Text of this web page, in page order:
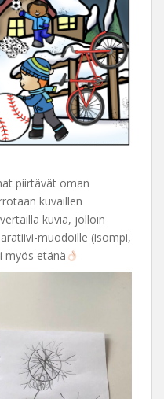
piirtävät oman
kuvaillen
kuvia, jolloin
muodoille (isompi,
myös etänä